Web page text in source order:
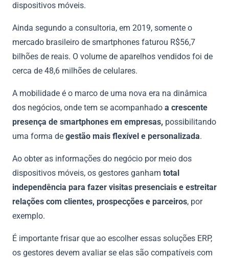
dispositivos móveis.
Ainda segundo a consultoria, em 2019, somente o
mercado brasileiro de smartphones faturou R$56,7
bilhões de reais. O volume de aparelhos vendidos foi de
cerca de 48,6 milhões de celulares.
A mobilidade é o marco de uma nova era na dinâmica
dos negócios, onde tem se acompanhado a crescente
presença de smartphones em empresas, possibilitando
uma forma de gestão mais flexível e personalizada.
Ao obter as informações do negócio por meio dos
dispositivos móveis, os gestores ganham total
independência para fazer visitas presenciais e estreitar
relações com clientes, prospecções e parceiros, por
exemplo.
É importante frisar que ao escolher essas soluções ERP,
os gestores devem avaliar se elas são compatíveis com